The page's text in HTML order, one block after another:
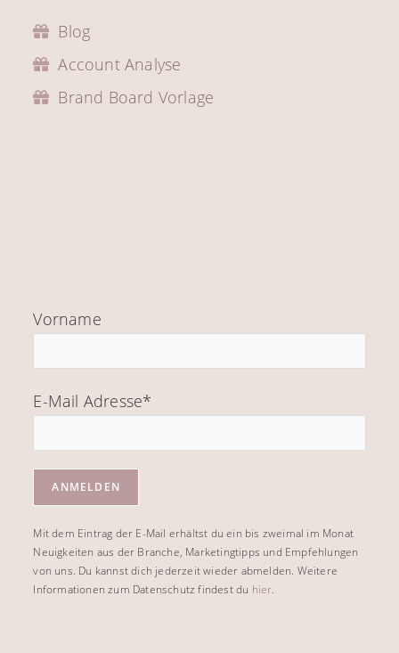
Blog
Account Analyse
Brand Board Vorlage
Vorname
E-Mail Adresse*
Mit dem Eintrag der E-Mail erhältst du ein bis zweimal im Monat
Neuigkeiten aus der Branche, Marketingtipps und Empfehlungen
von uns. Du kannst dich jederzeit wieder abmelden. Weitere
Informationen zum Datenschutz findest du hier.